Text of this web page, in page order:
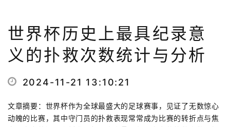
世界杯历史上最具纪录意
义的扑救次数统计与分析
2024-11-21 13:10:21
文章摘要：世界杯作为全球最盛大的足球赛事，见证了无数惊心
动魄的比赛，其中守门员的扑救表现常常成为比赛的转折点与焦